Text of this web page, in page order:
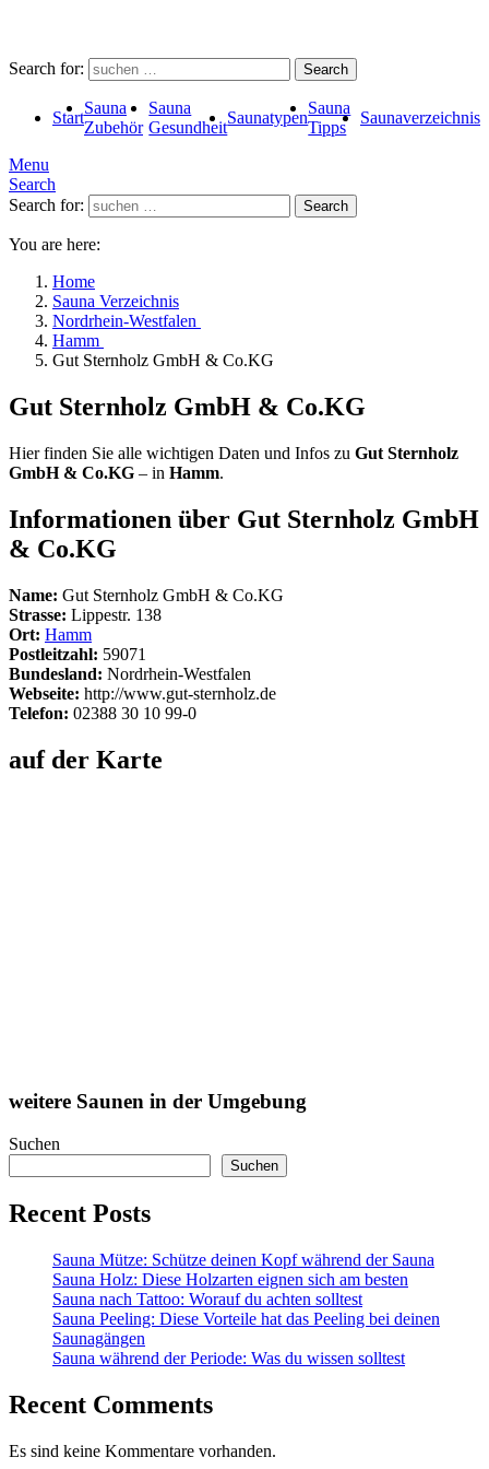
Search for: Search
Start
Sauna
Zubehör
Sauna
Gesundheit
Saunatypen
Sauna
Tipps
Saunaverzeichnis
Menu
Search
Search for:
Search
You are here:
Home
Sauna Verzeichnis
Nordrhein-Westfalen
Hamm
Gut Sternholz GmbH & Co.KG
Gut Sternholz GmbH & Co.KG
Hier finden Sie alle wichtigen Daten und Infos zu Gut Sternholz
GmbH & Co.KG – in Hamm.
Informationen über Gut Sternholz GmbH
& Co.KG
Name: Gut Sternholz GmbH & Co.KG
Strasse: Lippestr. 138
Ort: Hamm
Postleitzahl: 59071
Bundesland: Nordrhein-Westfalen
Webseite: http://www.gut-sternholz.de
Telefon: 02388 30 10 99-0
auf der Karte
weitere Saunen in der Umgebung
Suchen
Suchen
Recent Posts
Sauna Mütze: Schütze deinen Kopf während der Sauna
Sauna Holz: Diese Holzarten eignen sich am besten
Sauna nach Tattoo: Worauf du achten solltest
Sauna Peeling: Diese Vorteile hat das Peeling bei deinen
Saunagängen
Sauna während der Periode: Was du wissen solltest
Recent Comments
Es sind keine Kommentare vorhanden.